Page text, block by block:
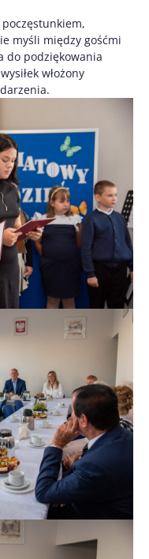
myśli między gośćmi
do podziękowania
włożony